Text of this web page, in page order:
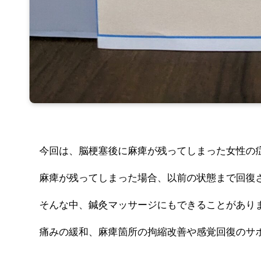
今回は、脳梗塞後に麻痺が残ってしまった女性の
麻痺が残ってしまった場合、以前の状態まで回復
そんな中、鍼灸マッサージにもできることがあり
痛みの緩和、麻痺箇所の拘縮改善や感覚回復のサ